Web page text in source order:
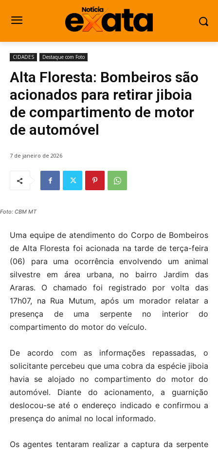
CIDADES Destaque com Foto
Alta Floresta: Bombeiros são
acionados para retirar jiboia
de compartimento de motor
de automóvel
7 de janeiro de 2026
Foto: CBM MT
Uma equipe de atendimento do Corpo de Bombeiros
de Alta Floresta foi acionada na tarde de terça-feira
(06) para uma ocorrência envolvendo um animal
silvestre em área urbana, no bairro Jardim das
Araras. O chamado foi registrado por volta das
17h07, na Rua Mutum, após um morador relatar a
presença de uma serpente no interior do
compartimento do motor do veículo.
De acordo com as informações repassadas, o
solicitante percebeu que uma cobra da espécie jiboia
havia se alojado no compartimento do motor do
automóvel. Diante do acionamento, a guarnição
deslocou-se até o endereço indicado e confirmou a
presença do animal no local informado.
Os agentes tentaram realizar a captura da serpente